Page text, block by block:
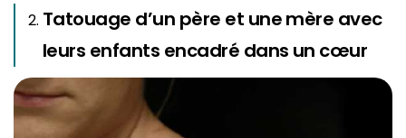
Tatouage d’un père et une mère avec
leurs enfants encadré dans un cœur